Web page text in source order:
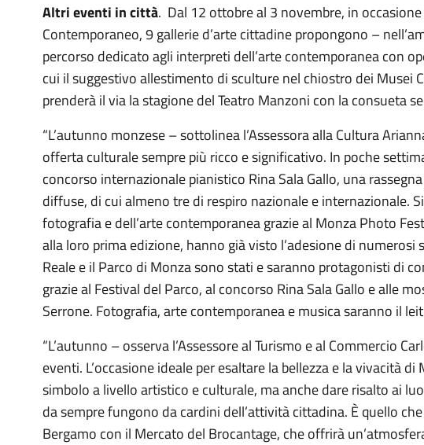
Altri eventi in città. Dal 12 ottobre al 3 novembre, in
Contemporaneo, 9 gallerie d’arte cittadine propongono –
percorso dedicato agli interpreti dell’arte contemporanea con
cui il suggestivo allestimento di sculture nel chiostro dei Musei
prenderà il via la stagione del Teatro Manzoni con la consueta
“L’autunno monzese – sottolinea l’Assessora alla Cultura
offerta culturale sempre più ricco e significativo. In poche
concorso internazionale pianistico Rina Sala Gallo, una
diffuse, di cui almeno tre di respiro nazionale e internazionale.
fotografia e dell’arte contemporanea grazie al Monza Photo
alla loro prima edizione, hanno già visto l’adesione di numerosi
Reale e il Parco di Monza sono stati e saranno protagonisti di
grazie al Festival del Parco, al concorso Rina Sala Gallo e alle
Serrone. Fotografia, arte contemporanea e musica saranno il
“L’autunno – osserva l’Assessore al Turismo e al Commercio
eventi. L’occasione ideale per esaltare la bellezza e la vivacità
simbolo a livello artistico e culturale, ma anche dare risalto ai
da sempre fungono da cardini dell’attività cittadina. È quello
Bergamo con il Mercato del Brocantage, che offrirà